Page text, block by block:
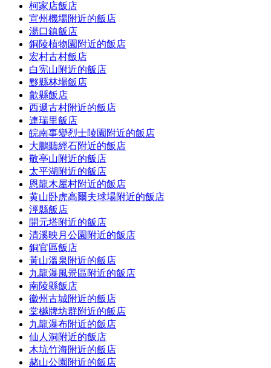
柯家店飯店
宣州機場附近的飯店
湯口鎮飯店
銅陵植物園附近的飯店
宏村古村飯店
白宪山附近的飯店
黟縣林場飯店
歙縣飯店
西遞古村附近的飯店
連瑞里飯店
皖南事變烈士陵園附近的飯店
大鵬聽經石附近的飯店
敬亭山附近的飯店
太平湖附近的飯店
恩龍木屋村附近的飯店
黄山卧虎高爾夫球場附近的飯店
涇縣飯店
開元塔附近的飯店
清溪映月公園附近的飯店
銅官區飯店
黃山溫泉附近的飯店
九龍瀑風景區附近的飯店
南陵縣飯店
徽州古城附近的飯店
棠樾牌坊群附近的飯店
九龍瀑布附近的飯店
仙人洞附近的飯店
木坑竹海附近的飯店
赭山公園附近的飯店